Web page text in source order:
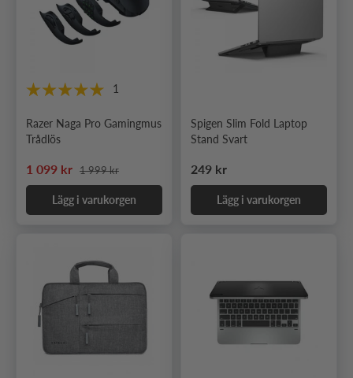
1
Razer Naga Pro Gamingmus
Trådlös
Nedsatt pris
1 099 kr Ordinarie pris
1 999 kr
Lägg i varukorgen
Spigen Slim Fold Laptop
Stand Svart
Ordinarie pris
249 kr
Lägg i varukorgen